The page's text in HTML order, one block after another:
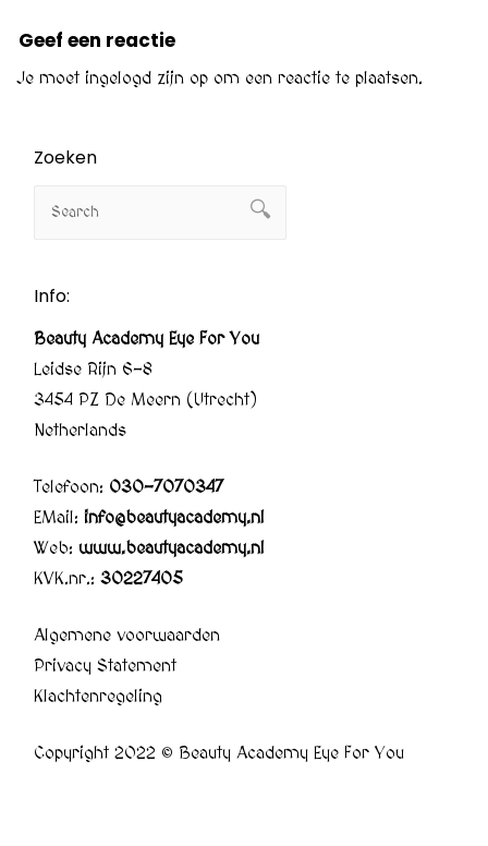
Geef een reactie
Je moet ingelogd zijn op om een reactie te plaatsen.
Zoeken
Info:
Beauty Academy Eye For You
Leidse Rijn 6-8
3454 PZ De Meern (Utrecht)
Netherlands
Telefoon: 030-7070347
EMail: info@beautyacademy.nl
Web: www.beautyacademy.nl
KVK.nr.: 30227405
Algemene voorwaarden
Privacy Statement
Klachtenregeling
Copyright 2022 © Beauty Academy Eye For You